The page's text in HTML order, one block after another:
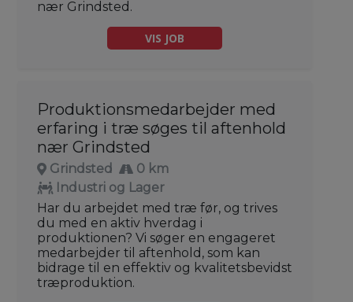
nær Grindsted.
VIS JOB
Produktionsmedarbejder med
erfaring i træ søges til aftenhold
nær Grindsted
Grindsted
0 km
Industri og Lager
Har du arbejdet med træ før, og trives
du med en aktiv hverdag i
produktionen? Vi søger en engageret
medarbejder til aftenhold, som kan
bidrage til en effektiv og kvalitetsbevidst
træproduktion.